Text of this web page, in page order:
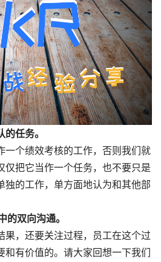
任务。
一个绩效考核的工作，否则我们就
仅把它当作一个任务，也不要只是
独的工作，单方面地认为和其他部
的双向沟通。
果，还要关注过程，员工在这个过
和有价值的。请大家回想一下我们